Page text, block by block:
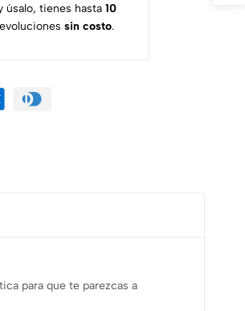
úsalo, tienes hasta 10
sin costo.
para que te parezcas a